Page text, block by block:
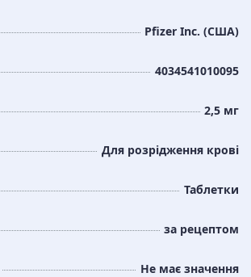
Pfizer Inc. (США)
4034541010095
2,5 мг
Для розрідження крові
Таблетки
за рецептом
Не має значення